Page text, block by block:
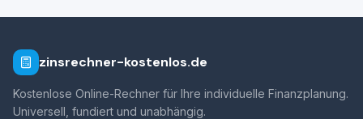
zinsrechner-kostenlos.de
Kostenlose Online-Rechner für Ihre individuelle Finanzplanung.
Universell, fundiert und unabhängig.